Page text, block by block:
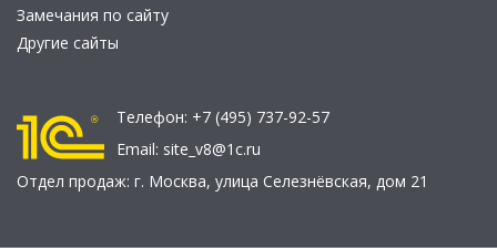
Замечания по сайту
Другие сайты
Телефон: +7 (495) 737-92-57
Email: site_v8@1c.ru
Отдел продаж: г. Москва, улица Селезнёвская, дом 21